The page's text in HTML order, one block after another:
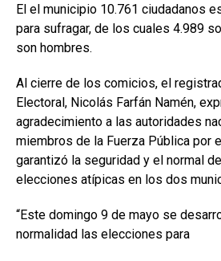
El el municipio 10.761 ciudadanos
para sufragar, de los cuales 4.989
son hombres.
Al cierre de los comicios, el
Electoral, Nicolás Farfán Namén,
agradecimiento a las autoridades
miembros de la Fuerza Pública por
garantizó la seguridad y el normal
elecciones atípicas en los dos
“Este domingo 9 de mayo se
normalidad las elecciones para